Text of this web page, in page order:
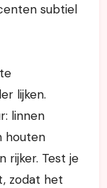
subtiel
lijken.
linnen
houten
rijker. Test je
zodat het